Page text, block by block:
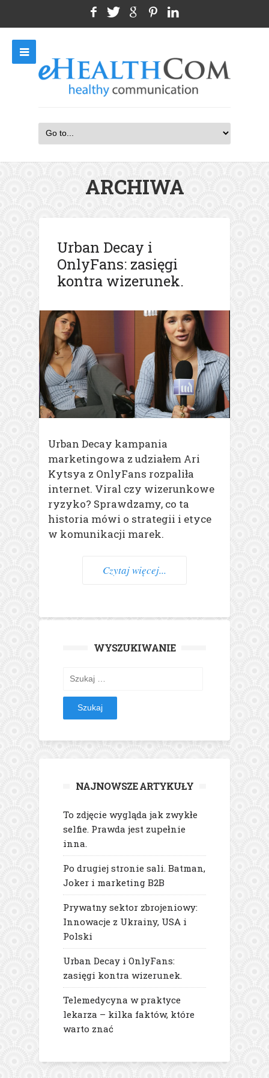
ARCHIWA
Urban Decay i
OnlyFans: zasięgi
kontra wizerunek.
Urban Decay kampania
marketingowa z udziałem Ari
Kytsya z OnlyFans rozpaliła
internet. Viral czy wizerunkowe
ryzyko? Sprawdzamy, co ta
historia mówi o strategii i etyce
w komunikacji marek.
Czytaj więcej...
WYSZUKIWANIE
Szukaj:
NAJNOWSZE ARTYKUŁY
To zdjęcie wygląda jak zwykłe
selfie. Prawda jest zupełnie
inna.
Po drugiej stronie sali. Batman,
Joker i marketing B2B
Prywatny sektor zbrojeniowy:
Innowacje z Ukrainy, USA i
Polski
Urban Decay i OnlyFans:
zasięgi kontra wizerunek.
Telemedycyna w praktyce
lekarza – kilka faktów, które
warto znać